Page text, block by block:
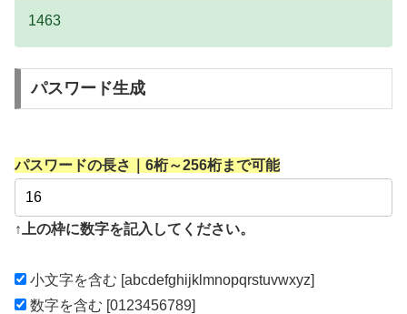
1463
パスワード生成
パスワードの長さ｜6桁～256桁まで可能
↑上の枠に数字を記入してください。
小文字を含む [abcdefghijklmnopqrstuvwxyz]
数字を含む [0123456789]